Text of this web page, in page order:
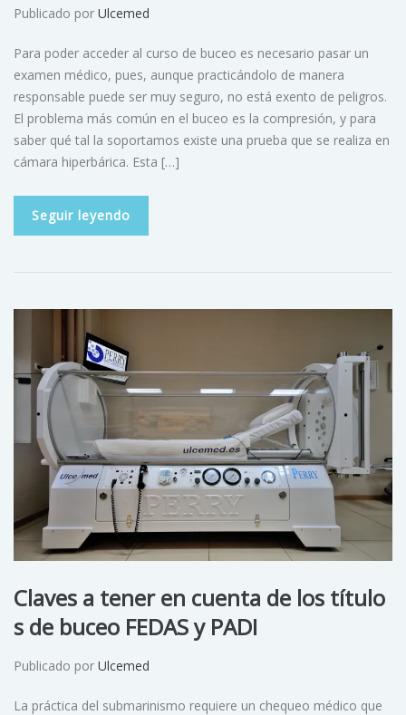
Publicado por Ulcemed
Para poder acceder al curso de buceo es necesario pasar un
examen médico, pues, aunque practicándolo de manera
responsable puede ser muy seguro, no está exento de peligros.
El problema más común en el buceo es la compresión, y para
saber qué tal la soportamos existe una prueba que se realiza en
cámara hiperbárica. Esta […]
Seguir leyendo
Claves a tener en cuenta de los título
s de buceo FEDAS y PADI
Publicado por Ulcemed
La práctica del submarinismo requiere un chequeo médico que